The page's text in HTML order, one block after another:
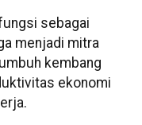
sebagai
menjadi mitra
kembang
ekonomi